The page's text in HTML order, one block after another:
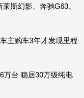
斯幻影、奔驰G63、
主购车3年才发现里程
万台 稳居30万级纯电